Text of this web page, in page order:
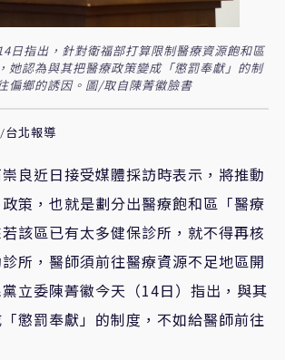
日指出，針對衛福部打算限制醫療資源飽和區
她認為與其把醫療政策變成「懲罰奉獻」的制
偏鄉的誘因。圖/取自陳菁徽臉書
台北報導
良近日接受媒體採訪時表示，將推動
政策，也就是劃分出醫療飽和區「醫療
該區已有太多健保診所，就不得再核
所，醫師須前往醫療資源不足地區開
立委陳菁徽今天 （14日） 指出 ，與其
「懲罰奉獻」 的制度 ，不如給醫師前往